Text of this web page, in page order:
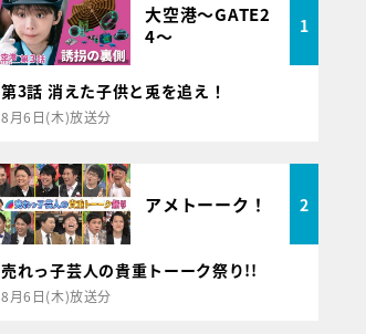
大空港～GATE2
4～
1
第3話 消えた子供と兎を追え！
8月6日(木)放送分
アメトーーク！ 2
売れっ子芸人の貴重トーーク祭り!!
8月6日(木)放送分